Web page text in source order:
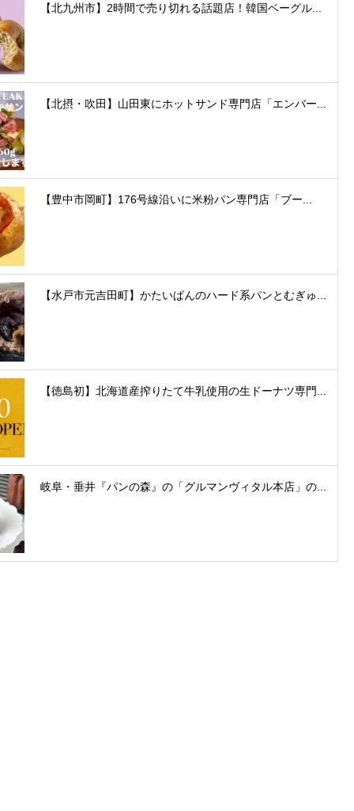
【北九州市】2時間で売り切れる話題店！韓国ベーグル...
【北摂・吹田】山田東にホットサンド専門店「エンバー...
【豊中市岡町】176号線沿いに米粉パン専門店「ブー...
【水戸市元吉田町】かたいぱんのハード系パンとむぎゅ...
【徳島初】北海道産搾りたて牛乳使用の生ドーナツ専門...
岐阜・垂井『パンの森』の「グルマンヴィタル本店」の...